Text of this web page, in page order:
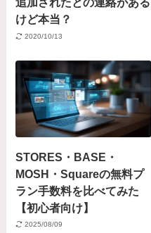
けど本当？
2020/10/13
STORES・BASE・
MOSH・Squareの無料プ
ラン手数料を比べてみた
【初心者向け】
2025/08/09